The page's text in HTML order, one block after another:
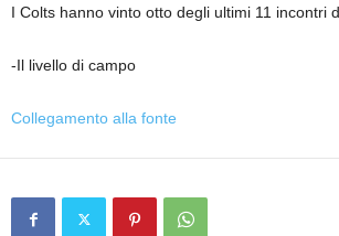
I Colts hanno vinto otto degli ultimi 11 incontri
-Il livello di campo
Collegamento alla fonte